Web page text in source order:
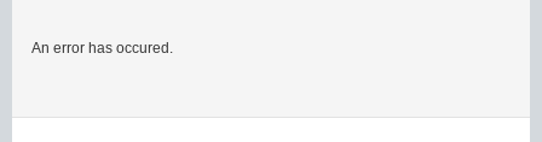
An error has occured.